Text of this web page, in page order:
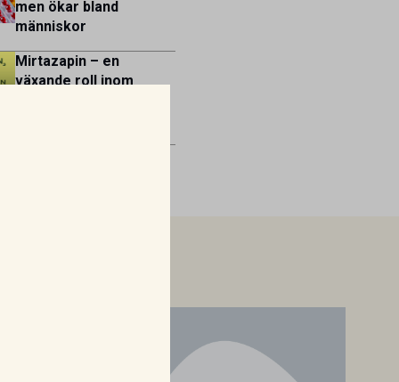
men ökar bland
människor
Mirtazapin – en
växande roll inom